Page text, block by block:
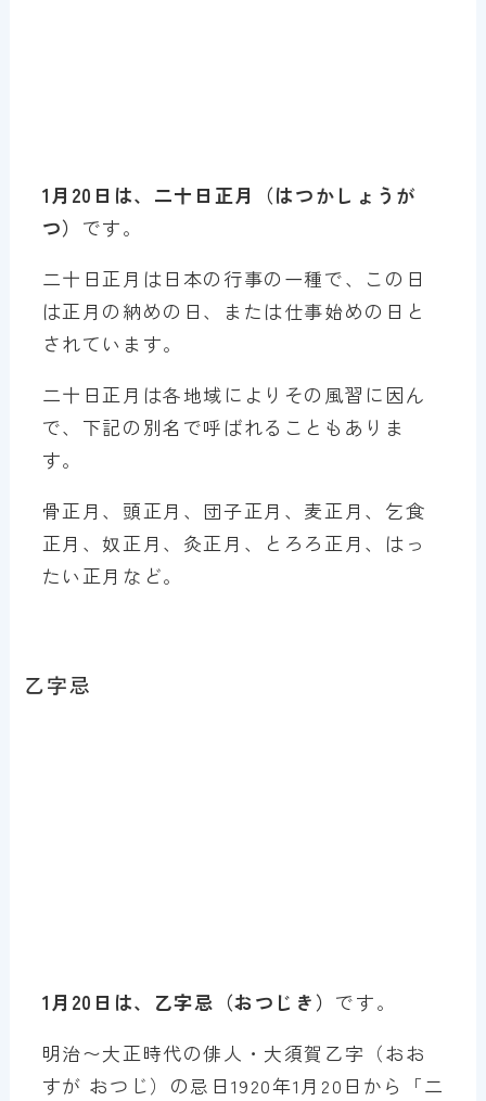
1月20日は、二十日正月（はつかしょうが
つ） です。
二十日正月は日本の行事の一種で、この日
は正月の納めの日、または仕事始めの日と
されています。
二十日正月は各地域によりその風習に因ん
で、下記の別名で呼ばれることもありま
す。
骨正月、頭正月、団子正月、麦正月、乞食
正月、奴正月、灸正月、とろろ正月、はっ
たい正月など。
乙字忌
1月20日は、乙字忌（おつじき） です。
明治〜大正時代の俳人・大須賀乙字（おお
すが おつじ）の忌日1920年1月20日から「二